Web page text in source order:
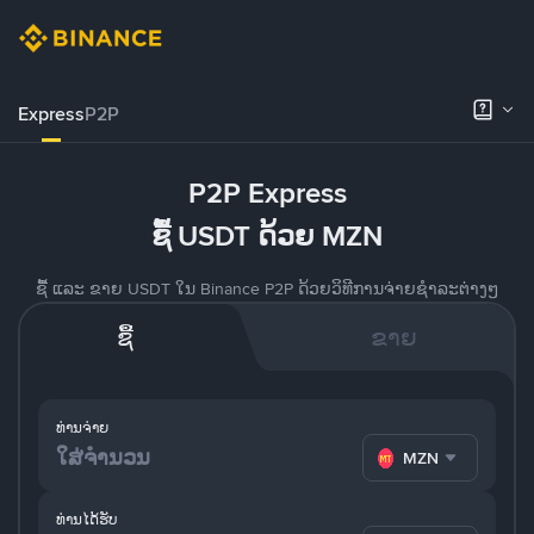
ExpressP2P
P2P Express
ຊື້ USDT ດ້ວຍ MZN
ຊື້ ແລະ ຂາຍ USDT ໃນ Binance P2P ດ້ວຍວິທີການຈ່າຍຊຳລະຕ່າງໆ
ຊື້ ຂາຍ
ທ່ານຈ່າຍ
MZN
ທ່ານໄດ້ຮັບ